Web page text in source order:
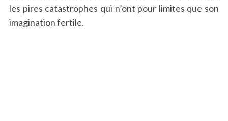
les pires catastrophes qui n’ont pour limites que son
imagination fertile.